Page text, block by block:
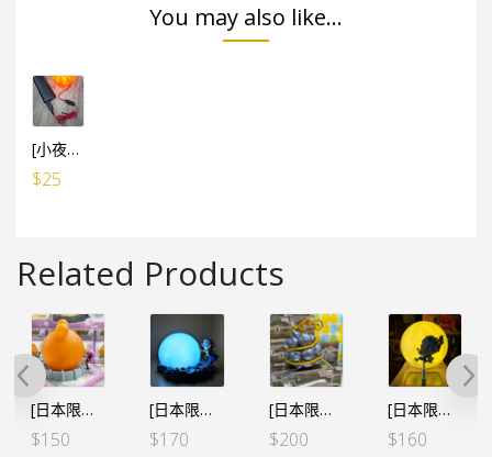
You may also like...
[小夜燈專用] USB小電池 線1米長 (有開關制)
$25
Related Products
[日本限定] 海賊王 房間小夜燈 – 父之記憶 大熊&邦妮
$150
[日本限定] 海賊王 房間小夜燈 – 羅 R・ROOM“凪（サイレント）”
$170
[日本限定] 海賊王 惡魔果實 房間小夜燈 – 基德 磁磁果實Ver.2 金屬色
$200
[日本限定] 海賊王 房間小夜燈 月球燈 路飛 五檔 解放之鼓
$160